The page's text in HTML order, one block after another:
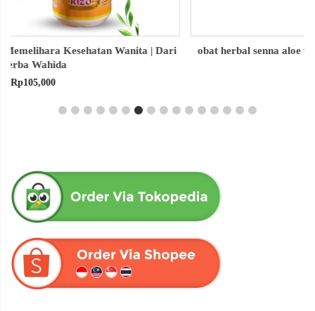
obat herbal senna aloe untuk melancarkan bab produk herba